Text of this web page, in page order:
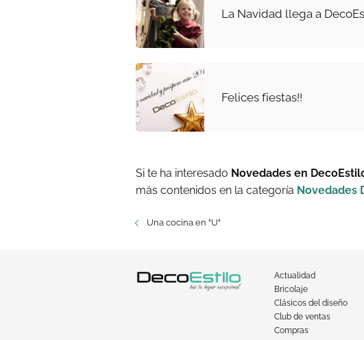
La Navidad llega a
Felices fiestas!!
Si te ha interesado Novedades en
más contenidos en la categoría Novedades
Una cocina en "U"
Actualidad
Bricolaje
Clásicos del diseño
Club de ventas
Compras